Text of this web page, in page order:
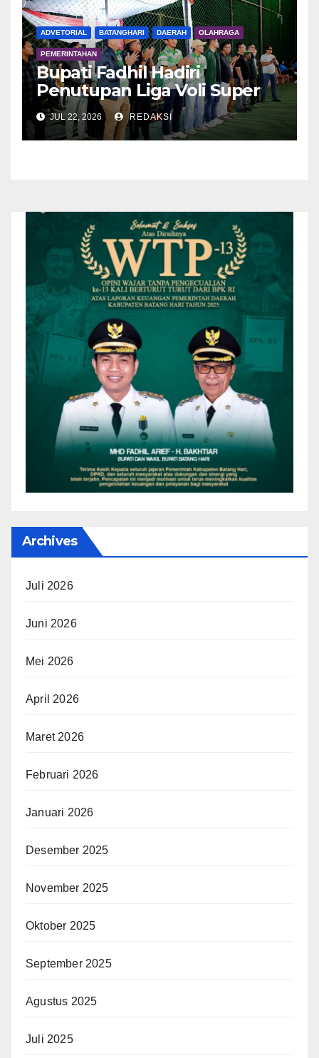
ADVETORIAL BATANGHARI DAERAH OLAHRAGA
PEMERINTAHAN
Bupati Fadhil Hadiri
Penutupan Liga Voli Super
Tangguh 2026
JUL 22, 2026 REDAKSI
Archives
Juli 2026
Juni 2026
Mei 2026
April 2026
Maret 2026
Februari 2026
Januari 2026
Desember 2025
November 2025
Oktober 2025
September 2025
Agustus 2025
Juli 2025